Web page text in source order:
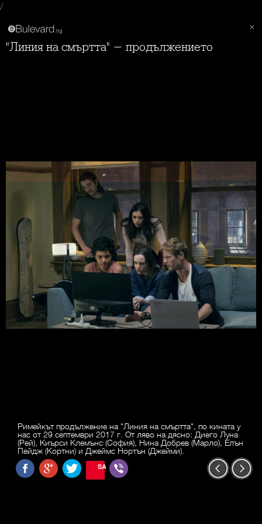
/
"Линия на смъртта" - продължението
Римейкът продължение на "Линия на смъртта", по кината у
нас от 29 септември 2017 г. От ляво на дясно: Диего Луна
(Рей), Киърси Клемънс (София), Нина Добрев (Марло), Елън
Пейдж (Кортни) и Джеймс Нортън (Джейми).
SAVE